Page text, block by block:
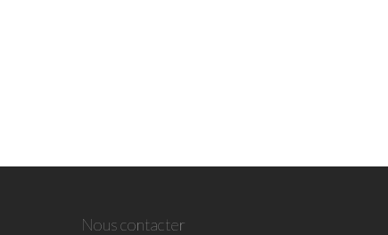
Nous contacter